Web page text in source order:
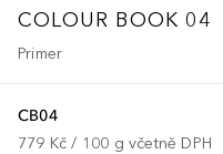
COLOUR BOOK 04
Primer
CB04
779 Kč / 100 g včetně DPH